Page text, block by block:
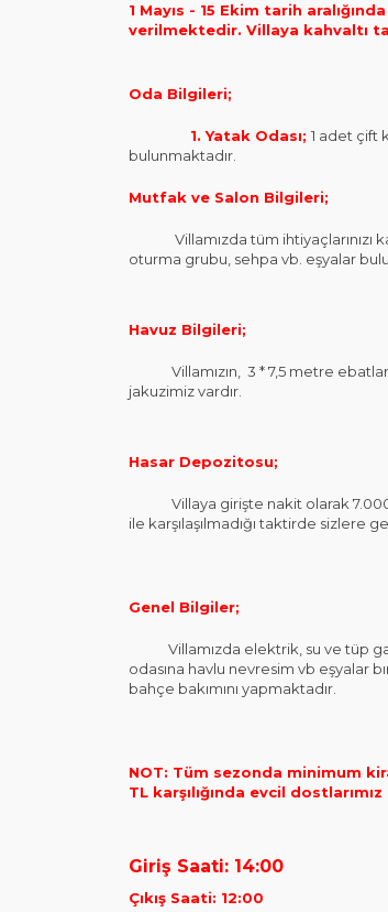
1 Mayıs - 15 Ekim tarih
verilmektedir. Villaya kahvaltı
Oda Bilgileri;
1. Yatak Odası; 1 adet çift
bulunmaktadır.
Mutfak ve Salon Bilgileri;
Villamızda tüm ihtiyaçlarınızı
oturma grubu, sehpa vb. eşyalar
Havuz Bilgileri;
Villamızın, 3 * 7,5 metre
jakuzimiz vardır.
Hasar Depozitosu;
Villaya girişte nakit olarak 7.000 TL
ile karşılaşılmadığı taktirde sizlere
Genel Bilgiler;
Villamızda elektrik, su ve tüp gaz
odasına havlu nevresim vb eşyalar
bahçe bakımını yapmaktadır.
NOT: Tüm sezonda minimum
TL karşılığında evcil
Giriş Saati: 14:00
Çıkış Saati: 12:00